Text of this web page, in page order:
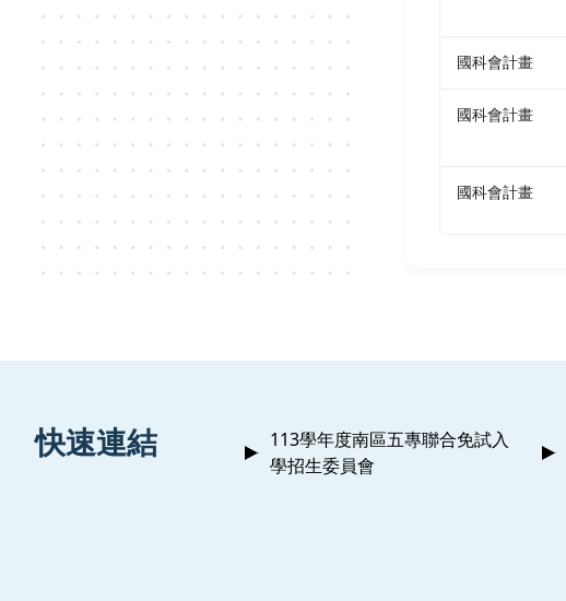
國科會計畫
國科會計畫
國科會計畫
快速連結
113學年度南區五專聯合免試入
學招生委員會